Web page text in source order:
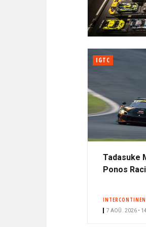
I
P
A
N
IGTC
Tadasuke
Ponos
7 AOÛ. 2026 •